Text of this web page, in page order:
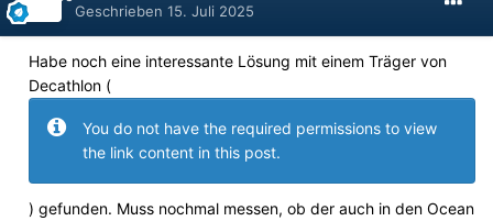
Geschrieben 15. Juli 2025
Habe noch eine interessante Lösung mit einem Träger von
Decathlon (
You do not have the required permissions to view
the link content in this post.
) gefunden. Muss nochmal messen, ob der auch in den Ocean